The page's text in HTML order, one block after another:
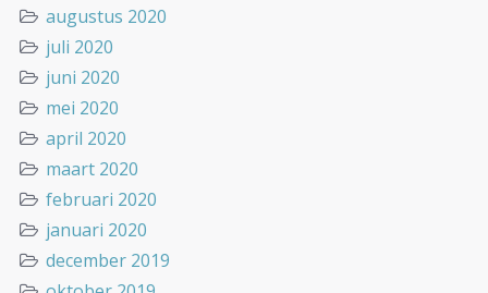
augustus 2020
juli 2020
juni 2020
mei 2020
april 2020
maart 2020
februari 2020
januari 2020
december 2019